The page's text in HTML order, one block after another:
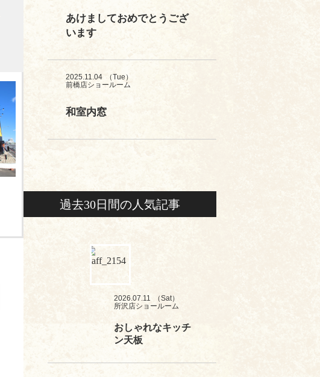
あけましておめでとうござ
います
2025.11.04
（Tue）
前橋店ショールーム
和室内窓
過去30日間の人気記事
2026.07.11
（Sat）
所沢店ショールーム
おしゃれなキッチ
ン天板